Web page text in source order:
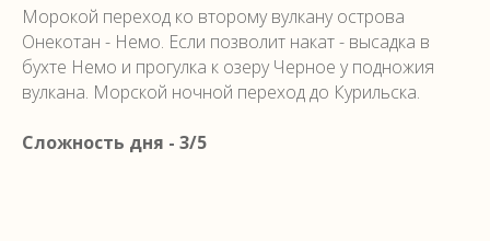
Морокой переход ко второму вулкану острова
Онекотан - Немо. Если позволит накат - высадка в
бухте Немо и прогулка к озеру Черное у подножия
вулкана. Морской ночной переход до Курильска.
Сложность дня - 3/5